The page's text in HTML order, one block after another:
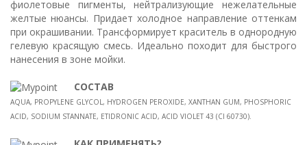
фиолетовые пигменты, нейтрализующие нежелательные
желтые нюансы. Придает холодное направление оттенкам
при окрашивании. Трансформирует краситель в однородную
гелевую красящую смесь. Идеально походит для быстрого
нанесения в зоне мойки.
СОСТАВ
AQUA, PROPYLENE GLYCOL, HYDROGEN PEROXIDE, XANTHAN GUM, PHOSPHORIC
ACID, SODIUM STANNATE, ETIDRONIC ACID, ACID VIOLET 43 (CI 60730).